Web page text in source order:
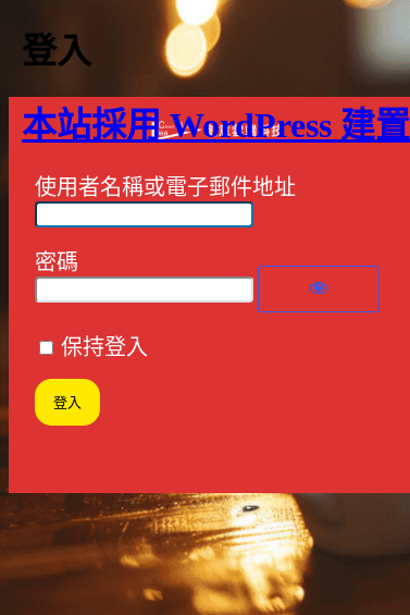
登入
本站採用 WordPress 建置
使用者名稱或電子郵件地址
密碼
保持登入